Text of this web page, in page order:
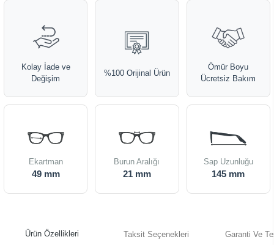
Kolay İade ve
Değişim
%100 Orijinal Ürün
Ömür Boyu
Ücretsiz Bakım
Ekartman
49 mm
Burun Aralığı
21 mm
Sap Uzunluğu
145 mm
Ürün Özellikleri Taksit Seçenekleri Garanti Ve